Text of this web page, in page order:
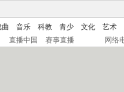
曲 音乐 科教 青少 文化
艺术
直播中国 赛事直播 网络